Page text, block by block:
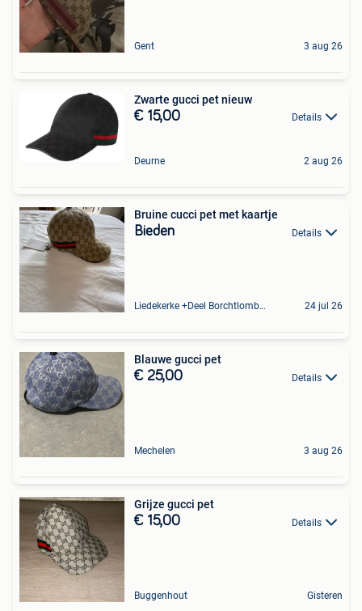
Gent 3 aug 26
Zwarte gucci pet nieuw
€ 15,00 Details
Deurne 2 aug 26
Bruine cucci pet met kaartje
Bieden Details
Liedekerke +Deel Borchtlombeek 24 jul 26
Blauwe gucci pet
€ 25,00 Details
Mechelen 3 aug 26
Grijze gucci pet
€ 15,00 Details
Buggenhout Gisteren